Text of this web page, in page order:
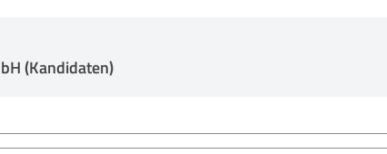
(Kandidaten)